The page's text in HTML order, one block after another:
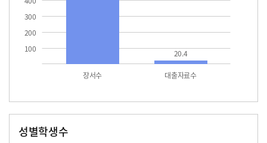
100
200
300
장서수 대출자료수
20.4
성별학생수